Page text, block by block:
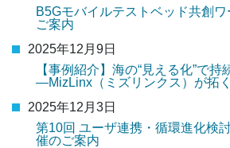
B5Gモバイルテストベッド共創
ご案内
2025年12月9日
【事例紹介】海の“見える化”で持
―MizLinx（ミズリンクス）が拓
2025年12月3日
第10回 ユーザ連携・循環進化検
催のご案内